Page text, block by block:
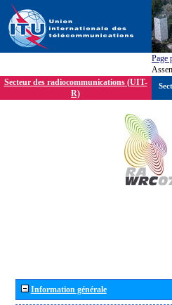
Page
Secteur des radiocommunications (UIT-
R)
Information générale